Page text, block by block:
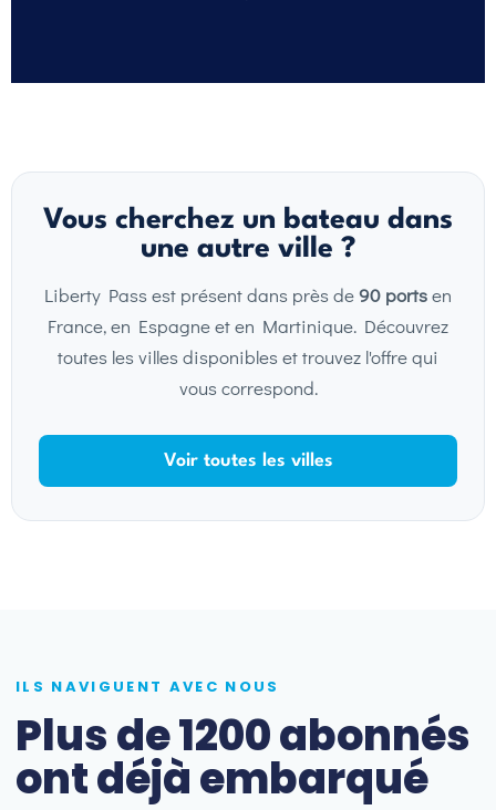
Vous cherchez un bateau dans
une autre ville ?
Liberty Pass est présent dans près de90 portsen
France, en Espagne et en Martinique. Découvrez
toutes les villes disponibles et trouvez l'offre qui
vous correspond.
Voir toutes les villes
ILS NAVIGUENT AVEC NOUS
Plus de 1200 abonnés
ont déjà embarqué